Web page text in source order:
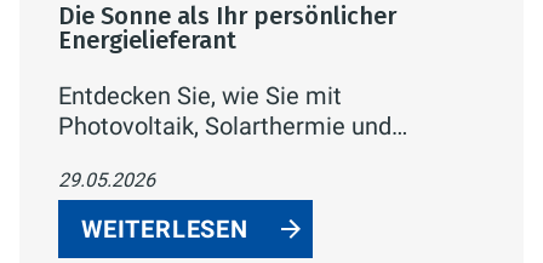
Die Sonne als Ihr persönlicher
Energielieferant
Entdecken Sie, wie Sie mit
Photovoltaik, Solarthermie und
Strom und Wärme in Ihrem Zuhause
nutzen – inklusive
Fördermöglichkeiten.
29.05.2026
WEITERLESEN